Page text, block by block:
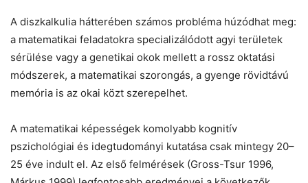
A diszkalkulia hátterében számos probléma húzódhat meg:
a matematikai feladatokra specializálódott agyi területek
sérülése vagy a genetikai okok mellett a rossz oktatási
módszerek, a matematikai szorongás, a gyenge rövidtávú
memória is az okai közt szerepelhet.
A matematikai képességek komolyabb kognitív
pszichológiai és idegtudományi kutatása csak mintegy 20–
25 éve indult el. Az első felmérések (Gross-Tsur 1996,